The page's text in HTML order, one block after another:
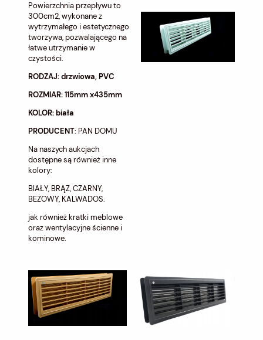
Powierzchnia przepływu to
300cm2, wykonane z
wytrzymałego i estetycznego
tworzywa, pozwalającego na
łatwe utrzymanie w
czystości.
RODZAJ: drzwiowa, PVC
ROZMIAR: 115mm x435mm
KOLOR: biała
PRODUCENT: PAN DOMU
Na naszych aukcjach
dostępne są również inne
kolory:
BIAŁY, BRĄZ, CZARNY,
BEŻOWY, KALWADOS.
jak również kratki meblowe
oraz wentylacyjne ścienne i
kominowe.